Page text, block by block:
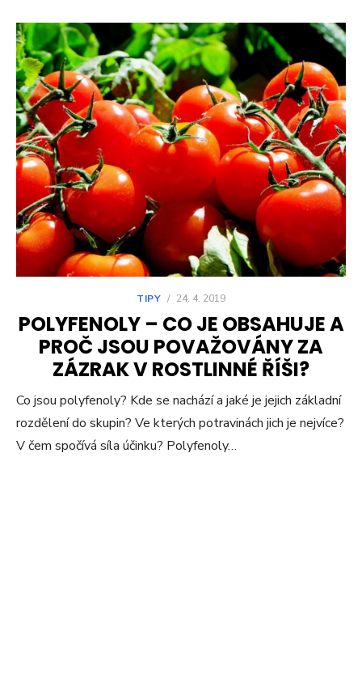
TIPY / 24. 4. 2019
POLYFENOLY – CO JE OBSAHUJE A
PROČ JSOU POVAŽOVÁNY ZA
ZÁZRAK V ROSTLINNÉ ŘÍŠI?
Co jsou polyfenoly? Kde se nachází a jaké je jejich základní
rozdělení do skupin? Ve kterých potravinách jich je nejvíce?
V čem spočívá síla účinku? Polyfenoly…